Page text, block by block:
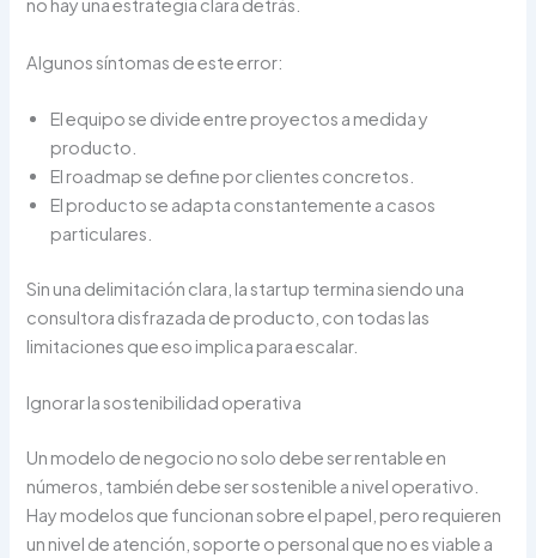
no hay una estrategia clara detrás.
Algunos síntomas de este error:
El equipo se divide entre proyectos a medida y
producto.
El roadmap se define por clientes concretos.
El producto se adapta constantemente a casos
particulares.
Sin una delimitación clara, la startup termina siendo una
consultora disfrazada de producto, con todas las
limitaciones que eso implica para escalar.
Ignorar la sostenibilidad operativa
Un modelo de negocio no solo debe ser rentable en
números, también debe ser sostenible a nivel operativo.
Hay modelos que funcionan sobre el papel, pero requieren
un nivel de atención, soporte o personal que no es viable a